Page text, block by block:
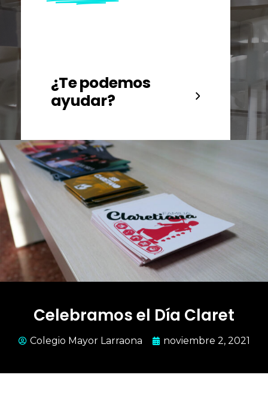
¿Te podemos
ayudar?
Celebramos el Día Claret
Colegio Mayor Larraona noviembre 2, 2021